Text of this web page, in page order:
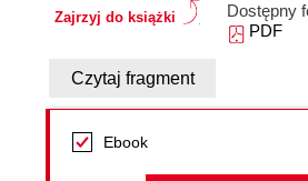
Zajrzyj do książki
Dostępny
PDF
Czytaj fragment
Ebook